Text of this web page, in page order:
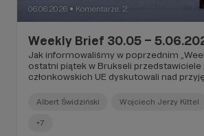
06.06.2026 ● Komentarze: 2
Weekly Brief 30.05 –
Jak informowaliśmy w poprzednim
ostatni piątek w Brukseli przedstawiciele
członkowskich UE dyskutowali nad
zwany China Shock 2.0...
Albert Świdziński Wojciech Jerzy Kittel
+7